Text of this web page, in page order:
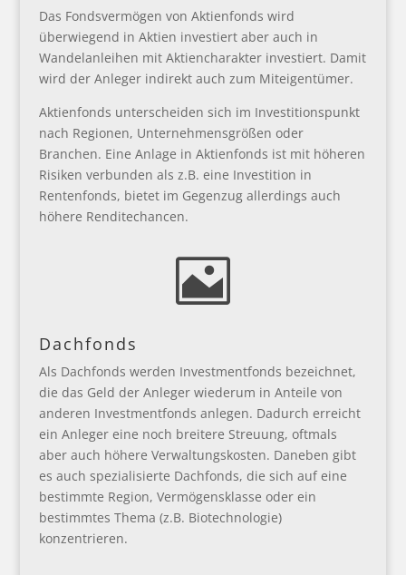
Das Fondsvermögen von Aktienfonds wird
überwiegend in Aktien investiert aber auch in
Wandelanleihen mit Aktiencharakter investiert. Damit
wird der Anleger indirekt auch zum Miteigentümer.
Aktienfonds unterscheiden sich im Investitionspunkt
nach Regionen, Unternehmensgrößen oder
Branchen. Eine Anlage in Aktienfonds ist mit höheren
Risiken verbunden als z.B. eine Investition in
Rentenfonds, bietet im Gegenzug allerdings auch
höhere Renditechancen.

Dachfonds
Als Dachfonds werden Investmentfonds bezeichnet,
die das Geld der Anleger wiederum in Anteile von
anderen Investmentfonds anlegen. Dadurch erreicht
ein Anleger eine noch breitere Streuung, oftmals
aber auch höhere Verwaltungskosten. Daneben gibt
es auch spezialisierte Dachfonds, die sich auf eine
bestimmte Region, Vermögensklasse oder ein
bestimmtes Thema (z.B. Biotechnologie)
konzentrieren.